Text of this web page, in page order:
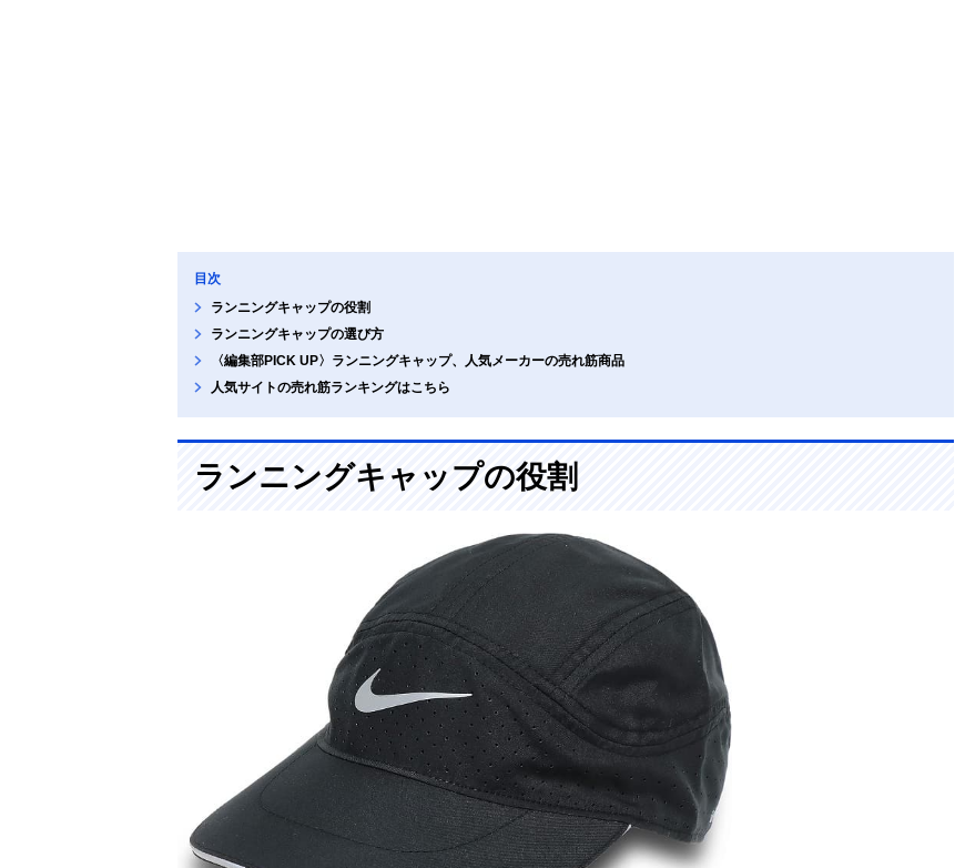
目次
ランニングキャップの役割
ランニングキャップの選び方
〈編集部PICK UP〉ランニングキャップ、人気メーカーの売れ筋商品
人気サイトの売れ筋ランキングはこちら
ランニングキャップの役割